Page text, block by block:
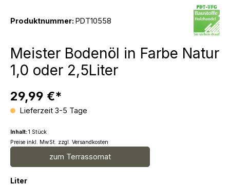
Produktnummer: PDT10558
Meister Bodenöl in Farbe Natur
1,0 oder 2,5Liter
29,99 €*
Lieferzeit 3-5 Tage
Inhalt:1 Stück
Preise inkl. MwSt. zzgl. Versandkosten
zum Terrassomat
Literauswählen